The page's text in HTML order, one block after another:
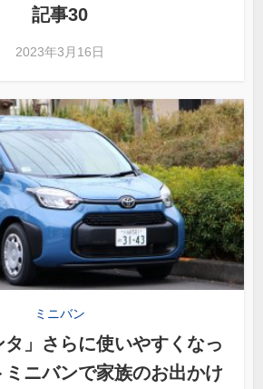
記事30
2023年3月16日
ミニバン
タ」さらに使いやすくなっ
ニバンで家族のお出かけ